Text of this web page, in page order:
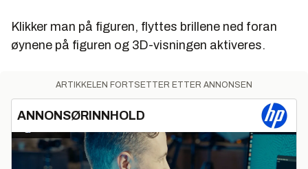
Klikker man på figuren, flyttes brillene ned foran
øynene på figuren og 3D-visningen aktiveres.
ARTIKKELEN FORTSETTER ETTER ANNONSEN
ANNONSØRINNHOLD